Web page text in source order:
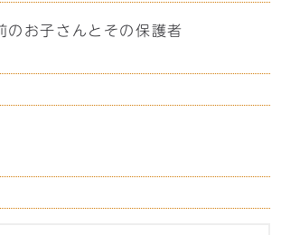
のお子さんとその保護者